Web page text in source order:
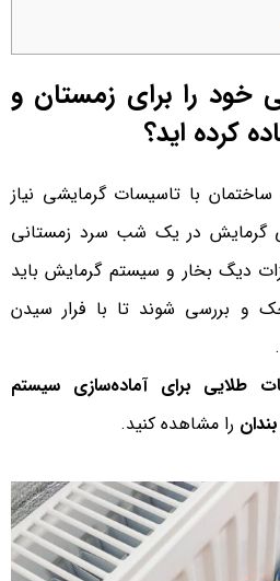
خود را برای زمستان و
کرده اید؟
با تاسیسات گرمایشی نیاز
گرمایش در یک شب سرد زمستانی
دیگ بخار و سیستم گرمایش باید
و بررسی شوند تا با فرار سیدن
طلایی برای آماده‌سازی سیستم
را مشاهده کنید.